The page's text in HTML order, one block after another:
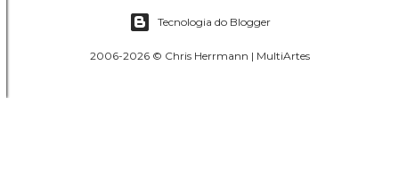
Tecnologia do Blogger
2006-2026 © Chris Herrmann | MultiArtes